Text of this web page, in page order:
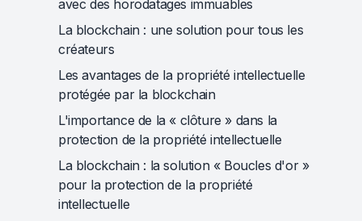
avec des horodatages immuables
La blockchain : une solution pour tous les
créateurs
Les avantages de la propriété intellectuelle
protégée par la blockchain
L'importance de la « clôture » dans la
protection de la propriété intellectuelle
La blockchain : la solution « Boucles d'or »
pour la protection de la propriété
intellectuelle